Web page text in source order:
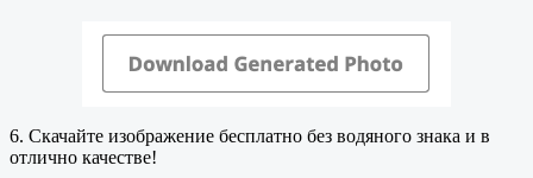
6. Скачайте изображение бесплатно без водяного знака и в
отлично качестве!